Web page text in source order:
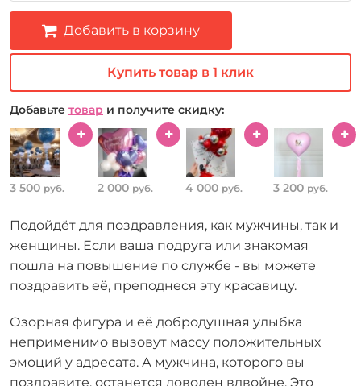
Добавить в корзину
Купить товар в 1 клик
Добавьте товар и получите скидку:
3 500 руб. 2 000 руб. 4 000 руб. 3 200 руб.
Подойдёт для поздравления, как мужчины, так и
женщины. Если ваша подруга или знакомая
пошла на повышение по службе - вы можете
поздравить её, преподнеся эту красавицу.
Озорная фигура и её добродушная улыбка
неприменимо вызовут массу положительных
эмоций у адресата. А мужчина, которого вы
поздравите, останется доволен вдвойне. Это